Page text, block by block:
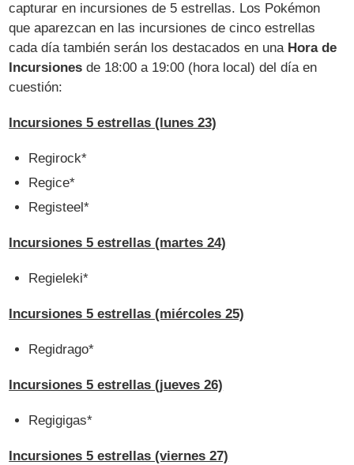
capturar en incursiones de 5 estrellas. Los Pokémon
que aparezcan en las incursiones de cinco estrellas
cada día también serán los destacados en una Hora de
Incursiones de 18:00 a 19:00 (hora local) del día en
cuestión:
Incursiones 5 estrellas (lunes 23)
Regirock*
Regice*
Registeel*
Incursiones 5 estrellas (martes 24)
Regieleki*
Incursiones 5 estrellas (miércoles 25)
Regidrago*
Incursiones 5 estrellas (jueves 26)
Regigigas*
Incursiones 5 estrellas (viernes 27)